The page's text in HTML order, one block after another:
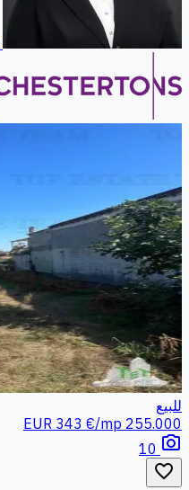
للبيع
255.000 EUR
343 €/mp
photo_camera
favorite_border